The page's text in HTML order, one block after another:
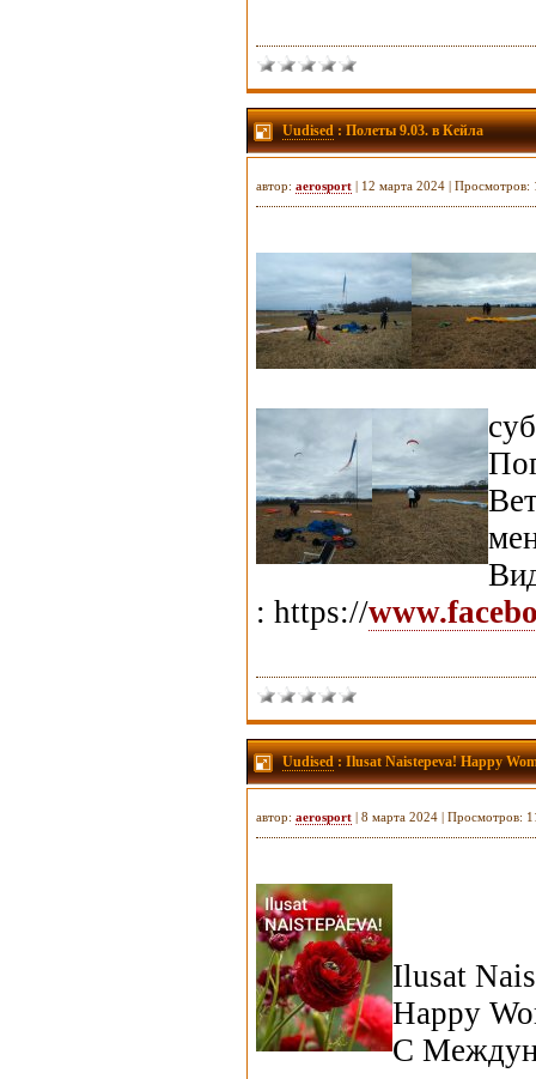
Uudised: Полеты 9.03. в Кейла
автор: aerosport | 12 марта 2024 | Просмотров:
: https://
Uudised: Ilusat Naistepeva! Happy
автор: aerosport | 8 марта 2024 | Просмотров:
Ilusat
Happy
С